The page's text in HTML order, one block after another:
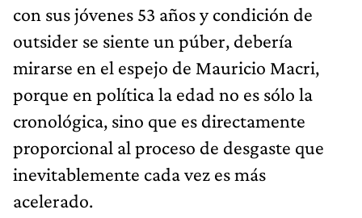
con sus jóvenes 53 años y condición de
outsider se siente un púber, debería
mirarse en el espejo de Mauricio Macri,
porque en política la edad no es sólo la
cronológica, sino que es directamente
proporcional al proceso de desgaste que
inevitablemente cada vez es más
acelerado.